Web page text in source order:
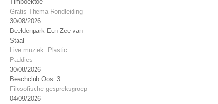
Timboektoe
Gratis Thema Rondleiding
30/08/2026
Beeldenpark Een Zee van
Staal
Live muziek: Plastic
Paddies
30/08/2026
Beachclub Oost 3
Filosofische gespreksgroep
04/09/2026